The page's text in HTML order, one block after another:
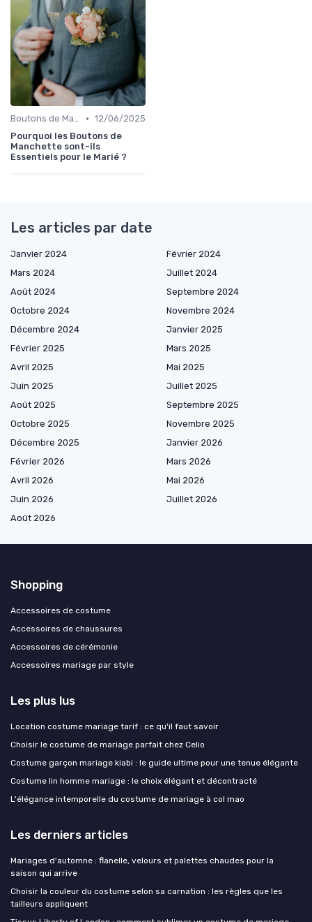
Boutons de Manchette • 12/06/2025
Pourquoi les Boutons de
Manchette sont-ils
Essentiels pour le Marié ?
Les articles par date
Janvier 2024
Février 2024
Mars 2024
Juillet 2024
Août 2024
Septembre 2024
Octobre 2024
Novembre 2024
Décembre 2024
Janvier 2025
Février 2025
Mars 2025
Avril 2025
Mai 2025
Juin 2025
Juillet 2025
Août 2025
Septembre 2025
Octobre 2025
Novembre 2025
Décembre 2025
Janvier 2026
Février 2026
Mars 2026
Avril 2026
Mai 2026
Juin 2026
Juillet 2026
Août 2026
Shopping
Accessoires de costume
Accessoires de chaussures
Accessoires de cérémonie
Accessoires mariage par style
Les plus lus
Location costume mariage tarif : ce qu'il faut savoir
Choisir le costume de mariage parfait chez Celio
Costume garçon mariage kiabi : le guide ultime pour une tenue élégante
Costume lin homme mariage : le choix élégant et décontracté
L'élégance intemporelle du costume de mariage à col mao
Les derniers articles
Mariages d'automne : flanelle, velours et palettes chaudes pour la
saison qui arrive
Choisir la couleur du costume selon sa carnation : les règles que les
tailleurs appliquent